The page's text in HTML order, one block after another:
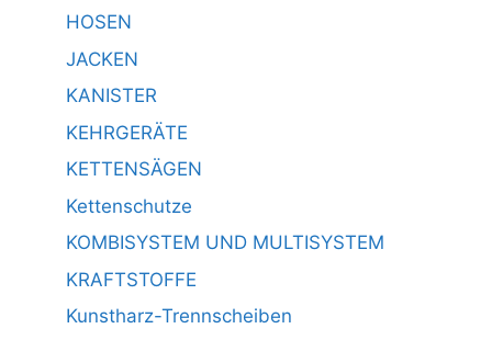
HOSEN
JACKEN
KANISTER
KEHRGERÄTE
KETTENSÄGEN
Kettenschutze
KOMBISYSTEM UND MULTISYSTEM
KRAFTSTOFFE
Kunstharz-Trennscheiben